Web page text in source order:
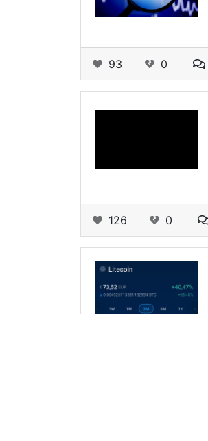
93 0
126 0